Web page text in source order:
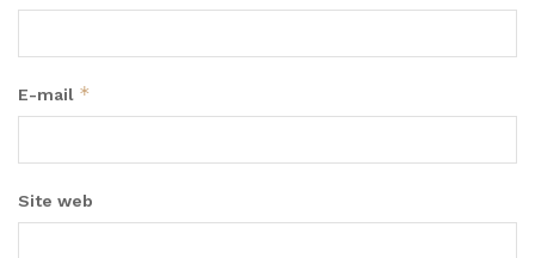
E-mail *
Site web